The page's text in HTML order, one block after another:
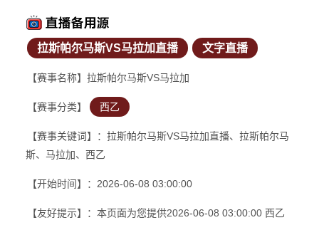
拉斯帕尔马斯VS马拉加直播 文字直播
【赛事名称】拉斯帕尔马斯VS马拉加
【赛事分类】 西乙
【赛事关键词】：拉斯帕尔马斯VS马拉加直播、拉斯帕尔马
斯、马拉加、西乙
【开始时间】：2026-06-08 03:00:00
【友好提示】：本页面为您提供2026-06-08 03:00:00 西乙